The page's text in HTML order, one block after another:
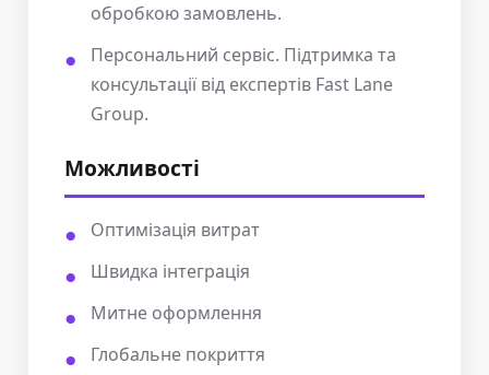
обробкою замовлень.
Персональний сервіс. Підтримка та
консультації від експертів Fast Lane
Group.
Можливості
Оптимізація витрат
Швидка інтеграція
Митне оформлення
Глобальне покриття